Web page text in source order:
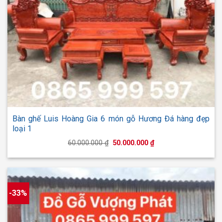
Bàn ghế Luis Hoàng Gia 6 món gỗ Hương Đá hàng đẹp
loại 1
60.000.000₫ Giá
là:
50.000.000₫Giá
hiện
tại
-33%